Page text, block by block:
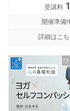
受講料
開催準備
詳細はこち